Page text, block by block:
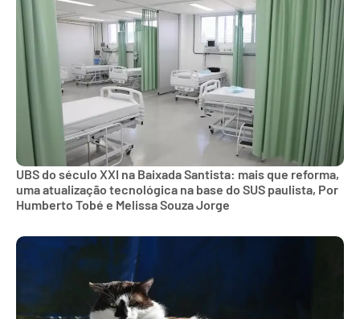
UBS do século XXI na Baixada Santista: mais que reforma,
uma atualização tecnológica na base do SUS paulista, Por
Humberto Tobé e Melissa Souza Jorge